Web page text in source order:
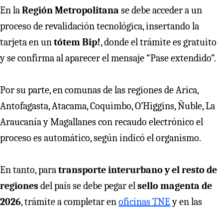
En laRegión Metropolitana se debe acceder a un
proceso de revalidación tecnológica, insertando la
tarjeta en untótem Bip!, donde el trámite es gratuito
y se confirma al aparecer el mensaje “Pase extendido”.
Por su parte, en comunas de las regiones de Arica,
Antofagasta, Atacama, Coquimbo, O’Higgins, Ñuble, La
Araucanía y Magallanes con recaudo electrónico el
proceso es automático, según indicó el organismo.
En tanto, paratransporte interurbano y el resto de
regionesdel país se debe pegar elsello magenta de
2026, trámite a completar enoficinas TNEy en las